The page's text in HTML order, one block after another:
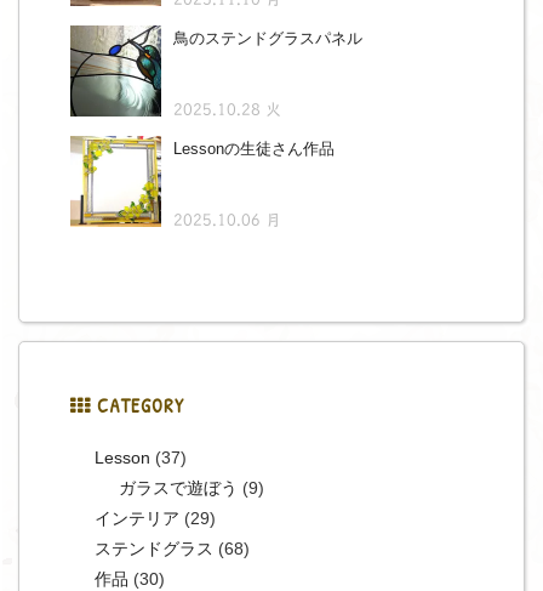
鳥のステンドグラスパネル
2025.10.28 火
Lessonの生徒さん作品
2025.10.06 月
CATEGORY
Lesson (37)
ガラスで遊ぼう (9)
インテリア (29)
ステンドグラス (68)
作品 (30)